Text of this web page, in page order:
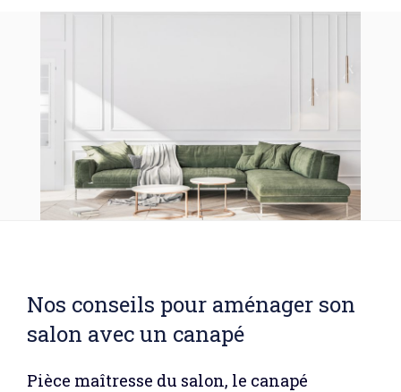
Nos conseils pour aménager son
salon avec un canapé
Pièce maîtresse du salon, le canapé